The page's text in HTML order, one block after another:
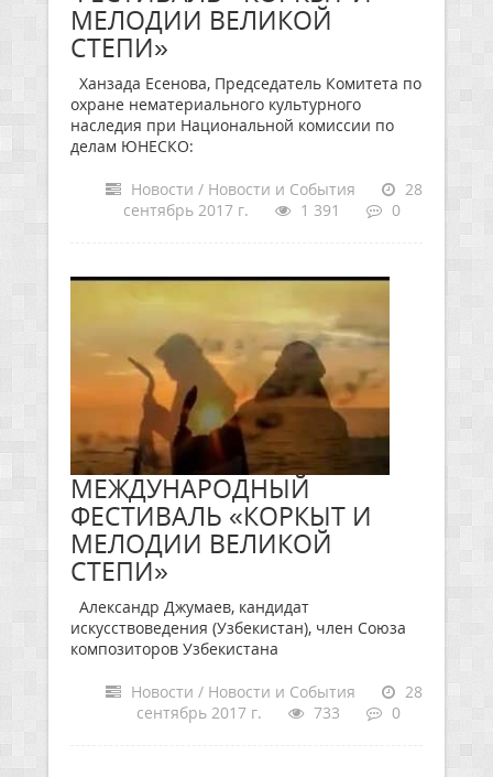
МЕЛОДИИ ВЕЛИКОЙ
СТЕПИ»
Ханзада Есенова, Председатель Комитета по
охране нематериального культурного
наследия при Национальной комиссии по
делам ЮНЕСКО:
Новости / Новости и События
28
сентябрь 2017 г.
1 391 0
МЕЖДУНАРОДНЫЙ
ФЕСТИВАЛЬ «КОРКЫТ И
МЕЛОДИИ ВЕЛИКОЙ
СТЕПИ»
Александр Джумаев, кандидат
искусствоведения (Узбекистан), член Союза
композиторов Узбекистана
Новости / Новости и События
28
сентябрь 2017 г.
733 0